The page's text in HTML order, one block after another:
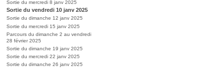
Sortie du mercredi 8 janv 2025
Sortie du vendredi 10 janv 2025
Sortie du dimanche 12 janv 2025
Sortie du mercredi 15 janv 2025
Parcours du dimanche 2 au vendredi
28 février 2025
Sortie du dimanche 19 janv 2025
Sortie du mercredi 22 janv 2025
Sortie du dimanche 26 janv 2025